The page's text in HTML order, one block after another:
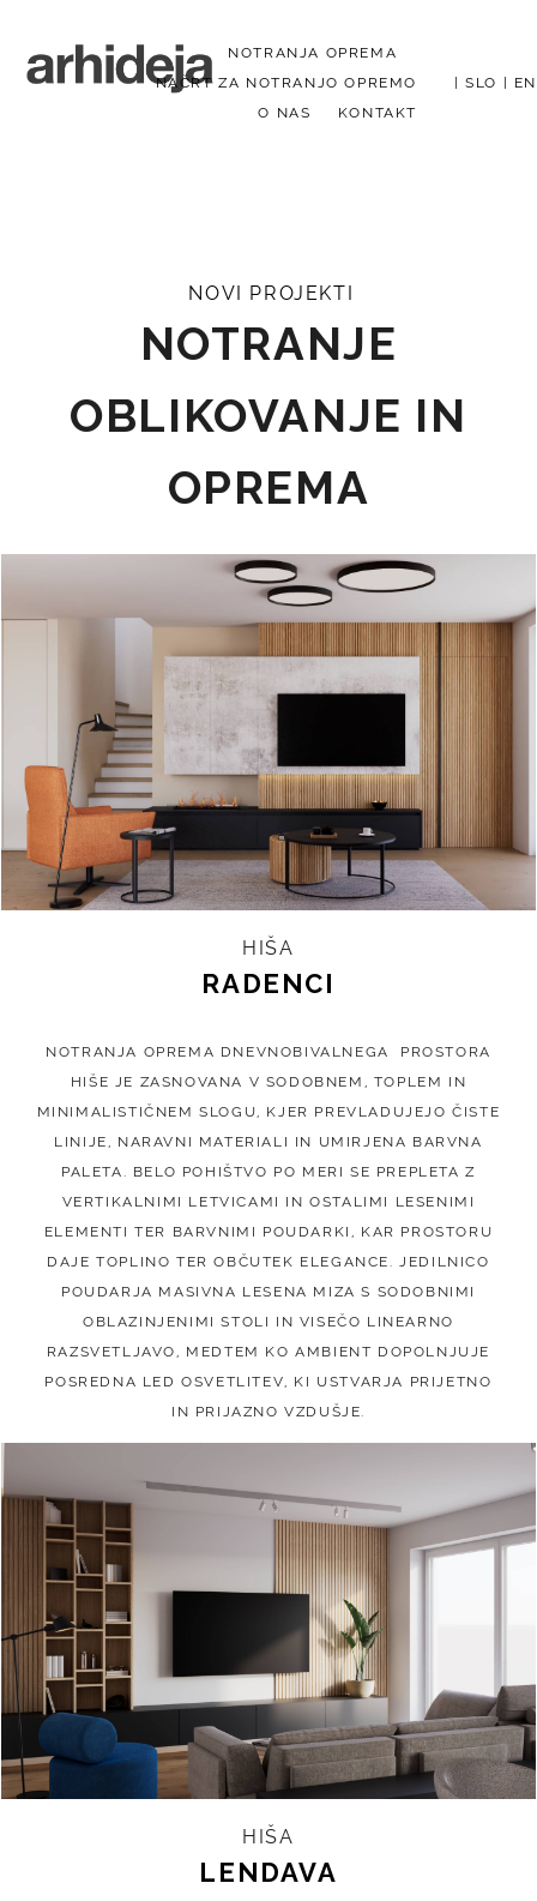
NOTRANJA OPREMA
NAČRT ZA NOTRANJO OPREMO
O NAS
KONTAKT
|SLO EN
NOVI PROJEKTI
NOTRANJE
OBLIKOVANJE IN
OPREMA
HIŠA
RADENCI
NOTRANJA OPREMA DNEVNOBIVALNEGA PROSTORA
HIŠE JE ZASNOVANA V SODOBNEM, TOPLEM IN
MINIMALISTIČNEM SLOGU, KJER PREVLADUJEJO ČISTE
LINIJE, NARAVNI MATERIALI IN UMIRJENA BARVNA
PALETA. BELO POHIŠTVO PO MERI SE PREPLETA Z
VERTIKALNIMI LETVICAMI IN OSTALIMI LESENIMI
ELEMENTI TER BARVNIMI POUDARKI, KAR PROSTORU
DAJE TOPLINO TER OBČUTEK ELEGANCE.JEDILNICO
POUDARJA MASIVNA LESENA MIZA S SODOBNIMI
OBLAZINJENIMI STOLI IN VISEČO LINEARNO
RAZSVETLJAVO, MEDTEM KO AMBIENT DOPOLNJUJE
POSREDNA LED OSVETLITEV, KI USTVARJA PRIJETNO
IN PRIJAZNO VZDUŠJE.
HIŠA
LENDAVA